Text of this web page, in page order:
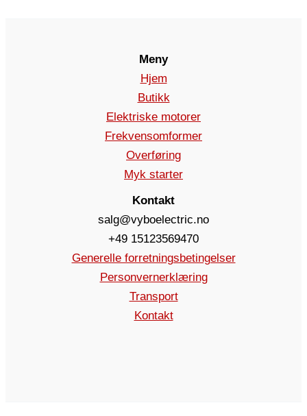
Meny
Hjem
Butikk
Elektriske motorer
Frekvensomformer
Overføring
Myk starter
Kontakt
salg@vyboelectric.no
+49 15123569470
Generelle forretningsbetingelser
Personvernerklæring
Transport
Kontakt